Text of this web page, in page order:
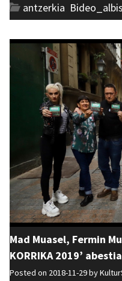
antzerkia
Mad Muasel, Fermin
KORRIKA 2019’
Posted on 2018-11-29 by